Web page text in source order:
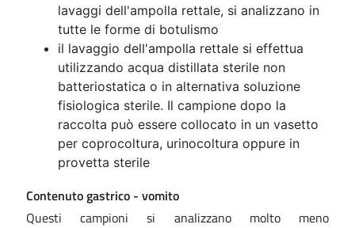
lavaggi dell'ampolla rettale, si analizzano in
tutte le forme di botulismo
il lavaggio dell'ampolla rettale si effettua
utilizzando acqua distillata sterile non
batteriostatica o in alternativa soluzione
fisiologica sterile. Il campione dopo la
raccolta può essere collocato in un vasetto
per coprocoltura, urinocoltura oppure in
provetta sterile
Contenuto gastrico - vomito
Questi campioni si analizzano molto meno